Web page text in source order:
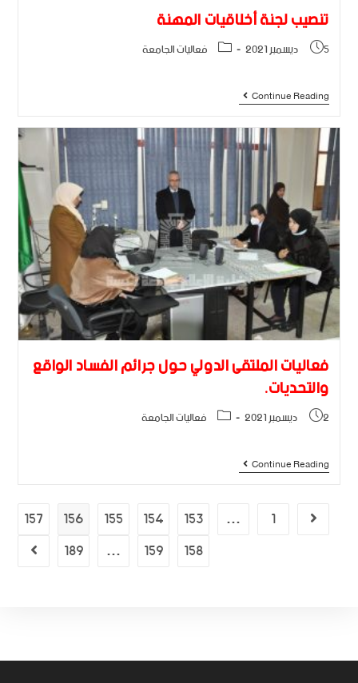
تنصيب لجنة أخلاقيات المهنة
5 ديسمبر 2021 فعاليات الجامعة
Continue Reading
فعاليات الملتقى الدولي حول جرائم الفساد الواقع
والتحديات.
2 ديسمبر 2021 فعاليات الجامعة
Continue Reading
1
…
153
154
155
156
157
158
159
…
189